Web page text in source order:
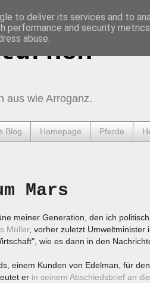
aus wie Arroganz.
Blog Homepage Pferde
Mars
meiner Generation, den ich
Müller, vorher zuletzt Umweltminister
wie es dann in den
einem Kunden von Edelman, für
er in seinem Abschiedsbrief an
to deliver its services and to
performance and security
abuse.